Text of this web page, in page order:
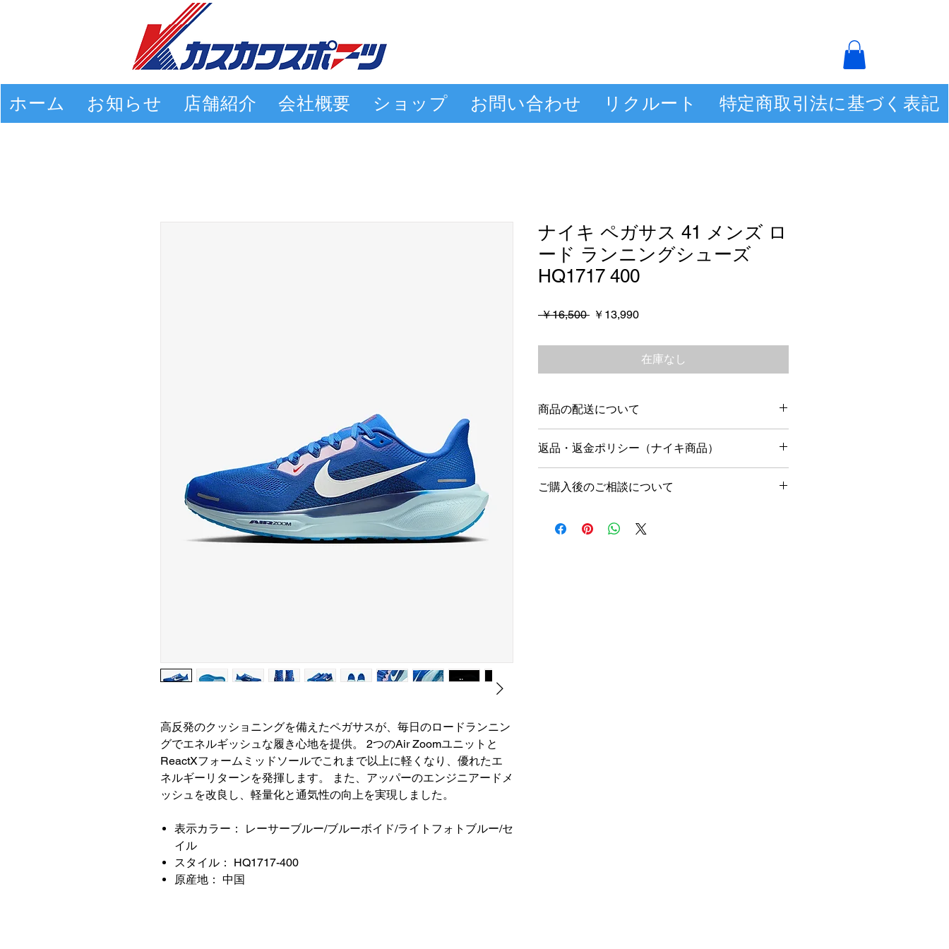
ホーム お知らせ 店舗紹介 会社概要 ショップ お問い合わせ リクルート 特定商取引法に基づく表記
高反発のクッショニングを備えたペガサスが、毎日のロードランニン
グでエネルギッシュな履き心地を提供。 2つのAir Zoomユニットと
ReactXフォームミッドソールでこれまで以上に軽くなり、優れたエ
ネルギーリターンを発揮します。 また、アッパーのエンジニアードメ
ッシュを改良し、軽量化と通気性の向上を実現しました。
表示カラー： レーサーブルー/ブルーボイド/ライトフォトブルー/セ
イル
スタイル： HQ1717-400
原産地： 中国
ナイキ ペガサス 41 メンズ ロ
ード ランニングシューズ
HQ1717 400
￥16,500 通
価
￥13,990セ
ル
価
格
在庫なし
商品の配送について
海外発送は行っておりません。
返品・返金ポリシー（ナイキ商品）
ただし新品未使用品で箱・タグなど揃った状態に限りま
ご購入後のご相談について
以内の返信を心がけております。